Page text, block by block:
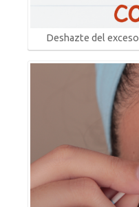
Deshazte del